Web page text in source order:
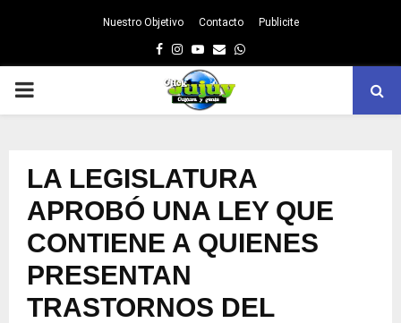
Nuestro Objetivo Contacto Publicite
Facebook
Instagram
Youtube
EmailWhatsapp
PRIMARY
LA LEGISLATURA
APROBÓ UNA LEY QUE
CONTIENE A QUIENES
PRESENTAN
TRASTORNOS DEL